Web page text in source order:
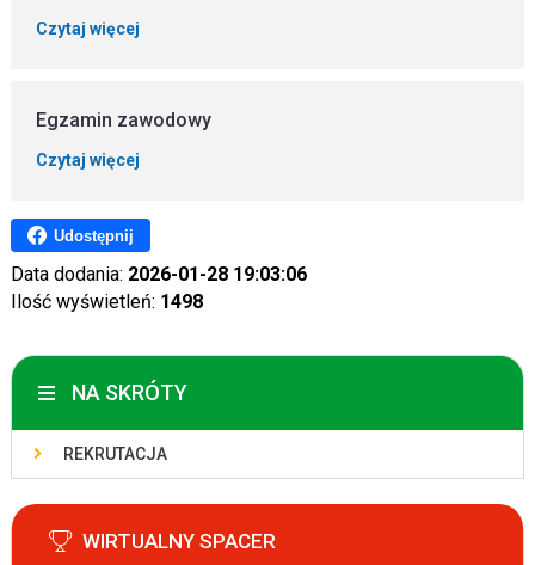
Czytaj więcej
Egzamin zawodowy
Czytaj więcej
Udostępnij
Data dodania: 2026-01-28 19:03:06
Ilość wyświetleń: 1498
NA SKRÓTY
REKRUTACJA
WIRTUALNY SPACER